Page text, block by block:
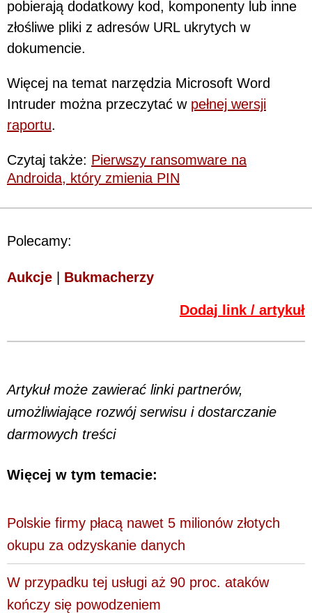
pobierają dodatkowy kod, komponenty lub inne
złośliwe pliki z adresów URL ukrytych w
dokumencie.
Więcej na temat narzędzia Microsoft Word
Intruder można przeczytać w pełnej wersji
raportu.
Czytaj także: Pierwszy ransomware na
Androida, który zmienia PIN
Polecamy:
Aukcje Bukmacherzy
Dodaj link / artykuł
Artykuł może zawierać linki partnerów,
umożliwiające rozwój serwisu i dostarczanie
darmowych treści
Więcej w tym temacie:
Polskie firmy płacą nawet 5 milionów złotych
okupu za odzyskanie danych
W przypadku tej usługi aż 90 proc. ataków
kończy się powodzeniem